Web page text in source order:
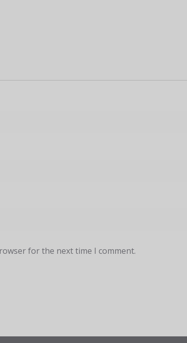
for the next time I comment.